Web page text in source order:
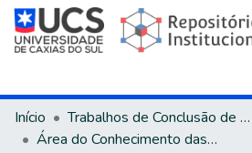
Início
Trabalhos de Conclusão de Curso
Área do Conhecimento das Ciências Sociais Aplicadas